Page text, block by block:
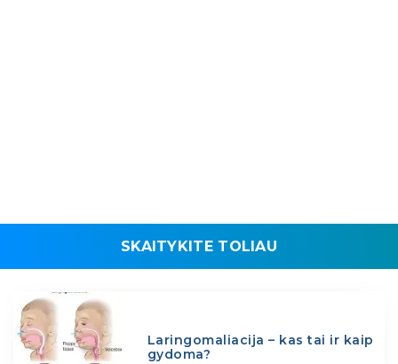
SKAITYKITE TOLIAU
Laringomaliacija – kas tai ir kaip
gydoma?